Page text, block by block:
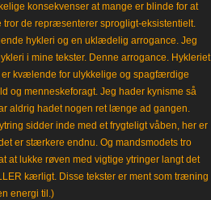
konsekvenser at mange er blinde for at
de repræsenterer sprogligt-eksistentielt.
hykleri og en uklædelig arrogance. Jeg
i mine tekster. Denne arrogance. Hykleriet
er kvælende for ulykkelige og spagfærdige
og menneskeforagt. Jeg hader kynisme så
aldrig hadet nogen ret længe ad gangen.
sidder inde med et frygteligt våben, her er
er stærkere endnu. Og mandsmodets tro
at lukke røven med vigtige ytringer langt det
kærligt. Disse tekster er ment som træning
energi til.)